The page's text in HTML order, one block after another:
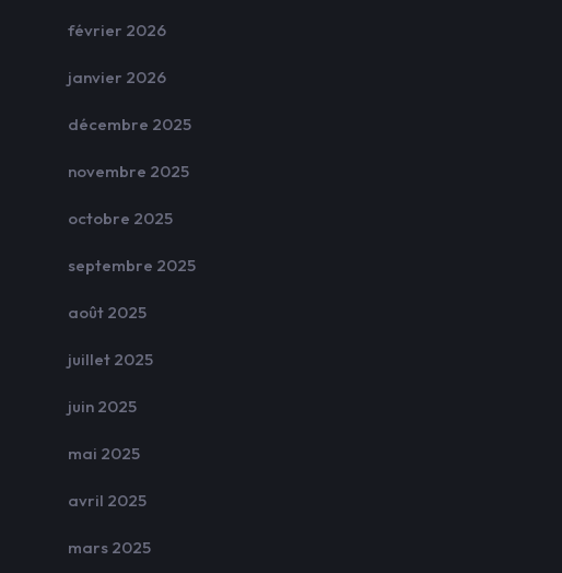
février 2026
janvier 2026
décembre 2025
novembre 2025
octobre 2025
septembre 2025
août 2025
juillet 2025
juin 2025
mai 2025
avril 2025
mars 2025